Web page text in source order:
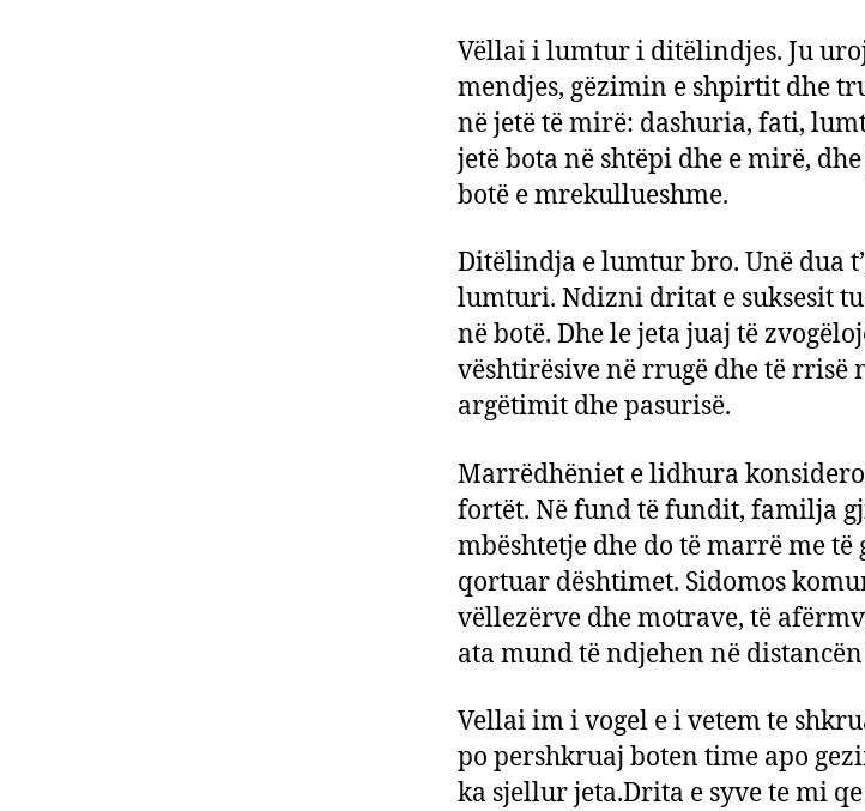
Vëllai i lumtur i ditëlindjes. Ju
mendjes, gëzimin e shpirtit dhe
në jetë të mirë: dashuria, fati,
jetë bota në shtëpi dhe e mirë,
botë e mrekullueshme.
Ditëlindja e lumtur bro. Unë dua
lumturi. Ndizni dritat e suksesit
në botë. Dhe le jeta juaj të
vështirësive në rrugë dhe të rrisë
argëtimit dhe pasurisë.
Marrëdhëniet e lidhura
fortët. Në fund të fundit, familja
mbështetje dhe do të marrë me të
qortuar dështimet. Sidomos
vëllezërve dhe motrave, të
ata mund të ndjehen në
Vellai im i vogel e i vetem te
po pershkruaj boten time apo
ka sjellur jeta.Drita e syve te mi